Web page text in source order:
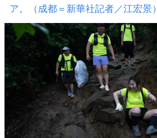
ア。（成都＝新華社記者／江宏景）